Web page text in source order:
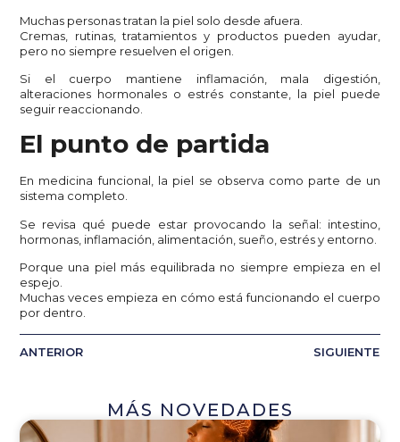
Muchas personas tratan la piel solo desde afuera.
Cremas, rutinas, tratamientos y productos pueden ayudar,
pero no siempre resuelven el origen.
Si el cuerpo mantiene inflamación, mala digestión,
alteraciones hormonales o estrés constante, la piel puede
seguir reaccionando.
El punto de partida
En medicina funcional, la piel se observa como parte de un
sistema completo.
Se revisa qué puede estar provocando la señal: intestino,
hormonas, inflamación, alimentación, sueño, estrés y entorno.
Porque una piel más equilibrada no siempre empieza en el
espejo.
Muchas veces empieza en cómo está funcionando el cuerpo
por dentro.
ANTERIOR SIGUIENTE
MÁS NOVEDADES